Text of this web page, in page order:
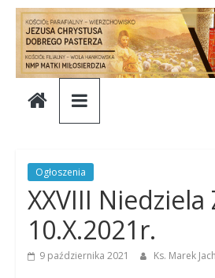
Skip
content
Parafia
Chrystusa
Dobrego
Ogłoszenia
XXVIII Niedziela
10.X.2021r.
9 października 2021 Ks. Marek